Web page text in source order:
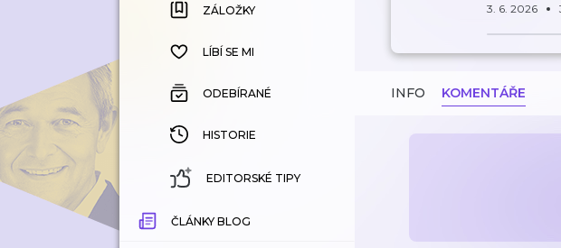
ZÁLOŽKY
HISTORIE
ZÁLOŽKY
LÍBÍ SE MI
ODEBÍRANÉ
HISTORIE
EDITORSKÉ TIPY
ČLÁNKY BLOG
3. 6. 2026
INFO KOMENTÁŘE